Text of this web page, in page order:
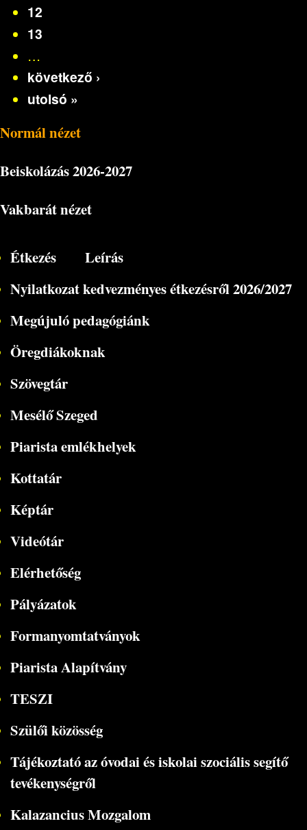
12
13
…
következő ›
utolsó »
Normál nézet
Beiskolázás2026-2027
Vakbarát nézet
Étkezés
Leírás
Nyilatkozat kedvezményes étkezésről 2026/2027
Megújuló pedagógiánk
Öregdiákoknak
Szövegtár
Mesélő Szeged
Piarista emlékhelyek
Kottatár
Képtár
Videótár
Elérhetőség
Pályázatok
Formanyomtatványok
Piarista Alapítvány
TESZI
Szülői közösség
Tájékoztató az óvodai és iskolai szociális segítő
tevékenységről
Kalazancius Mozgalom